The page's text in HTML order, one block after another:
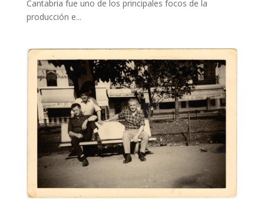
Cantabria fue uno de los principales focos de la
producción e...